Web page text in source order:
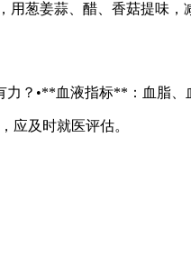
葱姜蒜、醋、香菇提味，
？•**血液指标**：血脂、
应及时就医评估。